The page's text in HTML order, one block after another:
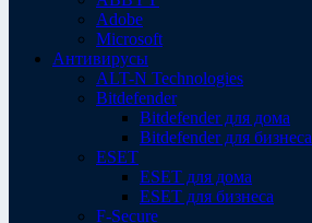
Adobe
Microsoft
Антивирусы
ALT-N Technologies
Bitdefender
Bitdefender для дома
Bitdefender для бизнеса
ESET
ESET для дома
ESET для бизнеса
F-Secure